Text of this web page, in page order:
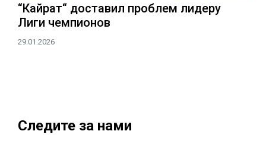
“Кайрат“ доставил проблем лидеру
Лиги чемпионов
29.01.2026
Следите за нами